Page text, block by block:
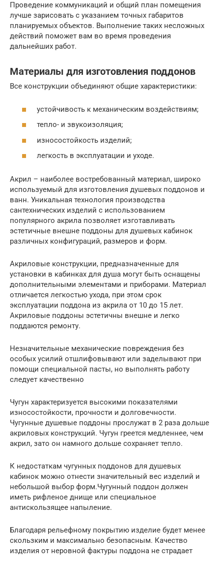
Проведение коммуникаций и общий план помещения
лучше зарисовать с указанием точных габаритов
планируемых объектов. Выполнение таких несложных
действий поможет вам во время проведения
дальнейших работ.
Материалы для изготовления поддонов
Все конструкции объединяют общие характеристики:
устойчивость к механическим воздействиям;
тепло- и звукоизоляция;
износостойкость изделий;
легкость в эксплуатации и уходе.
Акрил – наиболее востребованный материал, широко
используемый для изготовления душевых поддонов и
ванн. Уникальная технология производства
сантехнических изделий с использованием
популярного акрила позволяет изготавливать
эстетичные внешне поддоны для душевых кабинок
различных конфигураций, размеров и форм.
Акриловые конструкции, предназначенные для
установки в кабинках для душа могут быть оснащены
дополнительными элементами и приборами. Материал
отличается легкостью ухода, при этом срок
эксплуатации поддона из акрила от 10 до 15 лет.
Акриловые поддоны эстетичны внешне и легко
поддаются ремонту.
Незначительные механические повреждения без
особых усилий отшлифовывают или заделывают при
помощи специальной пасты, но выполнять работу
следует качественно
Чугун характеризуется высокими показателями
износостойкости, прочности и долговечности.
Чугунные душевые поддоны прослужат в 2 раза дольше
акриловых конструкций. Чугун греется медленнее, чем
акрил, зато он намного дольше сохраняет тепло.
К недостаткам чугунных поддонов для душевых
кабинок можно отнести значительный вес изделий и
небольшой выбор форм.Чугунный поддон должен
иметь рифленое днище или специальное
антискользящее напыление.
Благодаря рельефному покрытию изделие будет менее
скользким и максимально безопасным. Качество
изделия от неровной фактуры поддона не страдает